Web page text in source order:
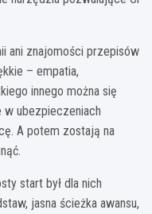
ani znajomości przepisów
– empatia,
innego można się
w ubezpieczeniach
A potem zostają na
start był dla nich
jasna ścieżka awansu,